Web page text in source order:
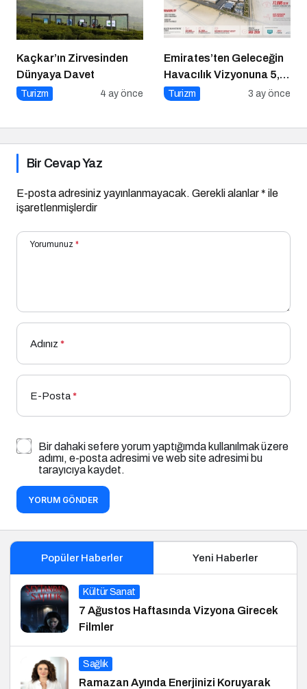
Kaçkar’ın Zirvesinden
Dünyaya Davet
Turizm 4 ay önce
Emirates’ten Geleceğin
Havacılık Vizyonuna 5,1
Milyar Dolarlık Dev
Turizm 3 ay önce
Bir Cevap Yaz
E-posta adresiniz yayınlanmayacak. Gerekli alanlar* ile
işaretlenmişlerdir
Yorumunuz *
Adınız *
E-Posta*
Bir dahaki sefere yorum yaptığımda kullanılmak üzere
adımı, e-posta adresimi ve web site adresimi bu
tarayıcıya kaydet.
YORUM GÖNDER
Popüler Haberler Yeni Haberler
Kültür Sanat
7 Ağustos Haftasında Vizyona Girecek
Filmler
Sağlık
Ramazan Ayında Enerjinizi Koruyarak